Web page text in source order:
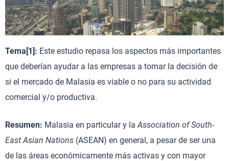
Tema[1]: Este estudio repasa los aspectos más importantes
que deberían ayudar a las empresas a tomar la decisión de
si el mercado de Malasia es viable o no para su actividad
comercial y/o productiva.
Resumen: Malasia en particular y laAssociation of South-
East Asian Nations (ASEAN) en general, a pesar de ser una
de las áreas económicamente más activas y con mayor